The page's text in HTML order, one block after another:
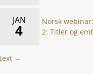
JAN
4
Norsk
2: Titler og
→